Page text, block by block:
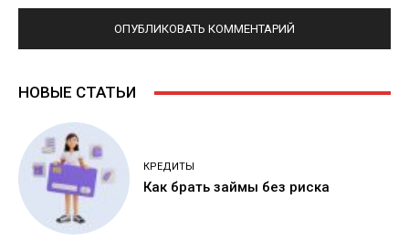
НОВЫЕ СТАТЬИ
КРЕДИТЫ
Как брать займы без риска